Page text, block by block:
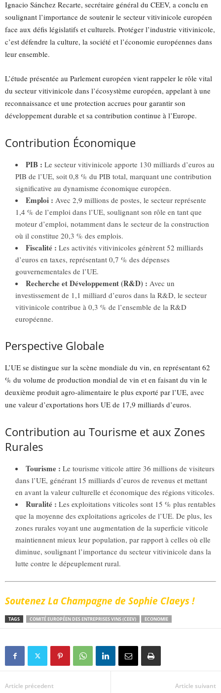
Ignacio Sánchez Recarte, secrétaire général du CEEV, a conclu en
soulignant l’importance de soutenir le secteur vitivinicole européen
face aux défis législatifs et culturels. Protéger l’industrie vitivinicole,
c’est défendre la culture, la société et l’économie européennes dans
leur ensemble.
L’étude présentée au Parlement européen vient rappeler le rôle vital
du secteur vitivinicole dans l’écosystème européen, appelant à une
reconnaissance et une protection accrues pour garantir son
développement durable et sa contribution continue à l’Europe.
Contribution Économique
PIB : Le secteur vitivinicole apporte 130 milliards d’euros au
PIB de l’UE, soit 0,8 % du PIB total, marquant une contribution
significative au dynamisme économique européen.
Emploi : Avec 2,9 millions de postes, le secteur représente
1,4 % de l’emploi dans l’UE, soulignant son rôle en tant que
moteur d’emploi, notamment dans le secteur de la construction
où il constitue 20,3 % des emplois.
Fiscalité : Les activités vitivinicoles génèrent 52 milliards
d’euros en taxes, représentant 0,7 % des dépenses
gouvernementales de l’UE.
Recherche et Développement (R&D) : Avec un
investissement de 1,1 milliard d’euros dans la R&D, le secteur
vitivinicole contribue à 0,3 % de l’ensemble de la R&D
européenne.
Perspective Globale
L’UE se distingue sur la scène mondiale du vin, en représentant 62
% du volume de production mondial de vin et en faisant du vin le
deuxième produit agro-alimentaire le plus exporté par l’UE, avec
une valeur d’exportations hors UE de 17,9 milliards d’euros.
Contribution au Tourisme et aux Zones
Rurales
Tourisme : Le tourisme viticole attire 36 millions de visiteurs
dans l’UE, générant 15 milliards d’euros de revenus et mettant
en avant la valeur culturelle et économique des régions viticoles.
Ruralité : Les exploitations viticoles sont 15 % plus rentables
que la moyenne des exploitations agricoles de l’UE. De plus, les
zones rurales voyant une augmentation de la superficie viticole
maintiennent mieux leur population, par rapport à celles où elle
diminue, soulignant l’importance du secteur vitivinicole dans la
lutte contre le dépeuplement rural.
Soutenez La Champagne de Sophie Claeys !
TAGS COMITÉ EUROPÉEN DES ENTREPRISES VINS (CEEV) ECONOMIE
Article précedent Article suivant